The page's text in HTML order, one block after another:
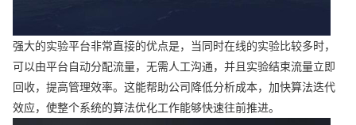
强大的实验平台非常直接的优点是，当同时在线的实验比较多时，
可以由平台自动分配流量，无需人工沟通，并且实验结束流量立即
回收，提高管理效率。这能帮助公司降低分析成本，加快算法迭代
效应，使整个系统的算法优化工作能够快速往前推进。